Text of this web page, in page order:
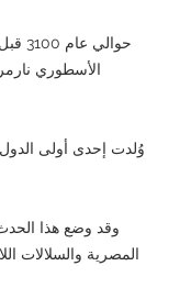
الأسطوري
وُلدت إحدى أولى
وقد وضع هذا
المصرية والسلالات